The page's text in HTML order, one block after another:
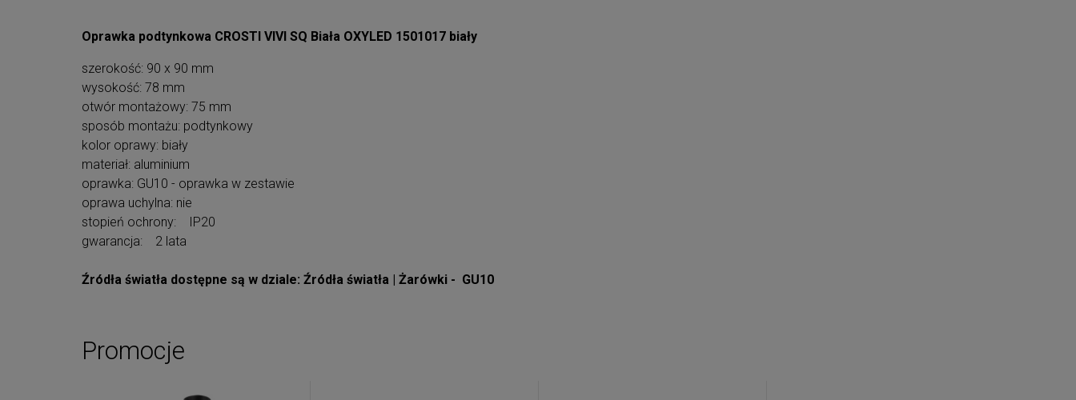
Oprawka podtynkowa CROSTI VIVI SQ Biała OXYLED 1501017 biały
szerokość: 90 x 90 mm
wysokość: 78 mm
otwór montażowy: 75 mm
sposób montażu: podtynkowy
kolor oprawy: biały
materiał: aluminium
oprawka: GU10 - oprawka w zestawie
oprawa uchylna: nie
stopień ochrony: IP20
gwarancja: 2 lata
Źródła światła dostępne są w dziale: Źródła światła | Żarówki - GU10
Promocje